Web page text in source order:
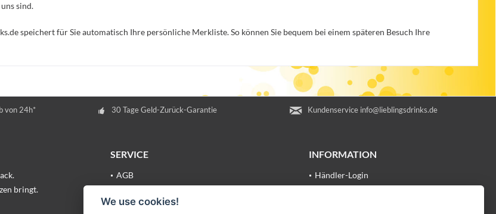
sind.
speichert für Sie automatisch Ihre persönliche Merkliste. So können Sie bequem bei einem späteren Besuch Ihre
von 24h* 30 Tage Geld-Zurück-Garantie Kundenservice info@lieblingsdrinks.de
bringt.
SERVICE
AGB
Impressum
Kontakt
INFORMATION
Händler-Login
Datenschutzerklärung
We use cookies!